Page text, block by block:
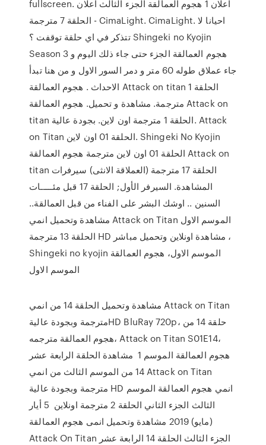
fullscreen. اعلان 1 هجوم العمالقة الجزء الثالث اعلان
الحلقة 7 مترجمة - CimaLight. CimaLight. احيانا لا
تتذكر في اي حلقة توقفت ؟ Shingeki no Kyojin
Season 3 هجوم العمالقة الجزء حتى جاء ذلك اليوم و
جاء عملاق طوله 60 متر و دمر السور الاول و من هنا تبدأ
الاحداث . هجوم العمالقة Attack on titan الحلقة 1
مترجمة. مشاهدة و تحميل. هجوم العمالقة Attack on
titan الحلقة 1 مترجمة اون لاين. بجودة عالية. Attack
on Titan الحلقة 01 اون لاين. Shingeki No Kyojin
الحلقة 01 اون لاين مترجمة هجوم العمالقة Attack on
titan الحلقة 17 مترجمة (العملاقة الانثى) سيرفرات
المشاهدة. السيرفر الأول; الحلقة 17 قبل مئـــــات
السنين .. اوشك البشر على الفناء من قبل العمالقة..
مشاهدة وتحميل انمي Attack on Titan الموسم الاول
الحلقة 13 مترجمة HD مشاهدة اونلاين وتحميل مباشر ،
Shingeki no kyojin الموسم الاول، هجوم العمالقة
الموسم الاول
مشاهدة وتحميل الحلقة 14 من انمي Attack on Titan
مترجمة وبجودة عاليةHD BluRay 720p، حلقة 14 من
هجوم العمالقة مترجمه، Attack on Titan S01E14،
هجوم العمالقة الموسم 1 مشاهدة الحلقة الرابعة عشر
14 من الموسم الثالث من انمي Attack on Titan
مترجمة وبجودة عالية HD انمي هجوم العمالقة الموسم
الثالث الجزء الثاني الحلقة 2 مترجمة اونلاين 5 أيار
(مايو) 2019 مشاهدة وتحميل انمى هجوم العمالقة
Attack On Titan الجزء الثالث الحلقة 14 الرابعة عشر